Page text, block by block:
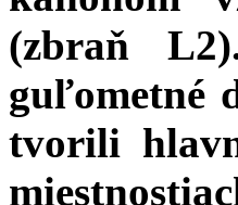
(zbraň
guľometné
tvorili